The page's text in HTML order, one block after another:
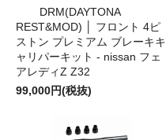
DRM(DAYTONA
REST&MOD) │ フロント 4ピ
ストン プレミアム ブレーキキ
ャリパーキット - nissan フェ
アレディZ Z32
99,000円(税抜)